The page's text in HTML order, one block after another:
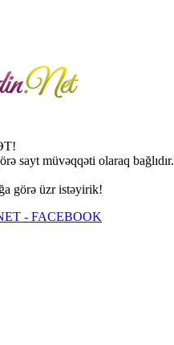
sayt müvəqqəti olaraq bağlıdır.
görə üzr istəyirik!
- FACEBOOK